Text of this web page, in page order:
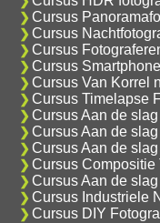
Cursus
Cursus
Cursus
Cursus
Cursus Van Korrel
Cursus Timelapse
Cursus Aan de
Cursus Aan de
Cursus Aan de
Cursus Compositie
Cursus Aan de
Cursus Industriele
Cursus DIY